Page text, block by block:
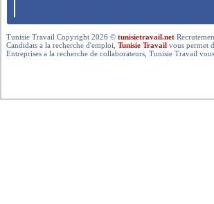
Tunisie Travail Copyright 2026 ©tunisietravail.net
Candidats a la recherche d'emploi,Tunisie Travail vous permet
Entreprises a la recherche de collaborateurs, Tunisie Travail